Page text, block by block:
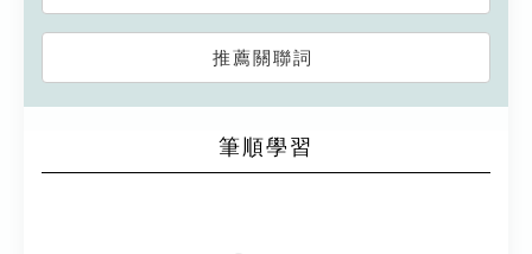
推薦關聯詞
筆順學習